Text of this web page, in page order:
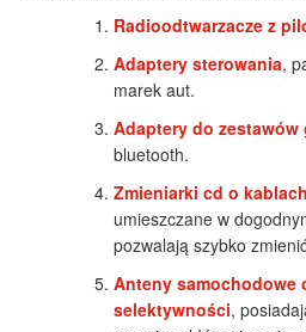
Radioodtwarzacze z
Adaptery sterowania,
marek aut.
Adaptery do zestawów
bluetooth.
Zmieniarki cd o
umieszczane w
pozwalają szybko
Anteny samochodowe
selektywności,